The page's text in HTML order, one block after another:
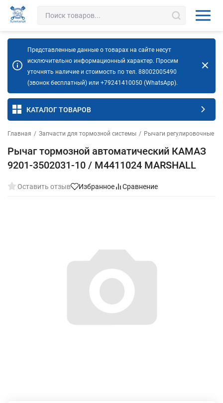
Представленные данные о товарах на сайте несут
исключительно информационный характер. Просим
уточнять наличие и стоимость по тел. 88002005490
(звонок бесплатный) или +79241410050 (WhatsApp).
КАТАЛОГ ТОВАРОВ
Главная / Запчасти для тормозной системы / Рычаги регулировочные
Рычаг тормозной автоматический КАМАЗ
9201-3502031-10 / М4411024 MARSHALL
Оставить отзыв Избранное Сравнение